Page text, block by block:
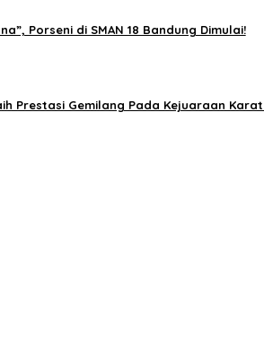
Porseni di SMAN 18 Bandung Dimulai!
Prestasi Gemilang Pada Kejuaraan